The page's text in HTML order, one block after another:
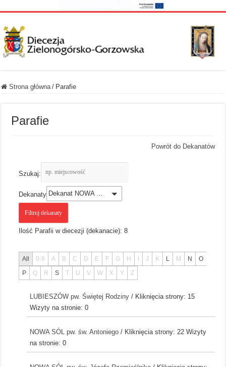
Strona główna / Parafie
Parafie
Powrót do Dekanatów
Szukaj:
Dekanaty Dekanat NOWA SÓL
Ilość Parafii w diecezji (dekanacie):8
All 0-9 A B C D E F G H J K M N O
P Q R S T U V W X Y Z
LUBIESZÓW pw. Świętej Rodziny / Kliknięcia strony: 15
Wizyty na stronie: 0
NOWA SÓL pw. św. Antoniego / Kliknięcia strony: 22 Wizyty
na stronie: 0